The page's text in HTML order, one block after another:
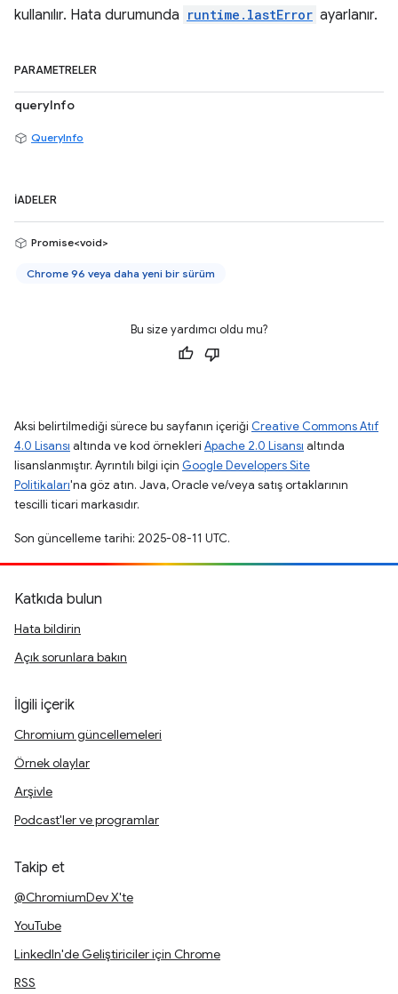
kullanılır. Hata durumunda runtime.lastError ayarlanır.
PARAMETRELER
queryInfo
QueryInfo
İADELER
Promise<void>
Chrome 96 veya daha yeni bir sürüm
Bu size yardımcı oldu mu?
Aksi belirtilmediği sürece bu sayfanın içeriği Creative Commons Atıf
4.0 Lisansı altında ve kod örnekleri Apache 2.0 Lisansı altında
lisanslanmıştır. Ayrıntılı bilgi için Google Developers Site
Politikaları'na göz atın. Java, Oracle ve/veya satış ortaklarının
tescilli ticari markasıdır.
Son güncelleme tarihi: 2025-08-11 UTC.
Katkıda bulun
Hata bildirin
Açık sorunlara bakın
İlgili içerik
Chromium güncellemeleri
Örnek olaylar
Arşivle
Podcast'ler ve programlar
Takip et
@ChromiumDev X'te
YouTube
LinkedIn'de Geliştiriciler için Chrome
RSS